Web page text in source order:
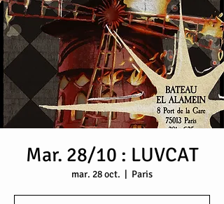
Mar. 28/10 : LUVCAT
mar. 28 oct.
  |
Paris